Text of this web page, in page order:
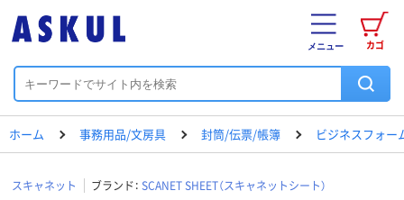
カゴ
メニュー
ホーム 事務用品/文房具 封筒/伝票/帳簿 ビジネスフォー
スキャネット ブランド： SCANET SHEET（スキャネットシート）